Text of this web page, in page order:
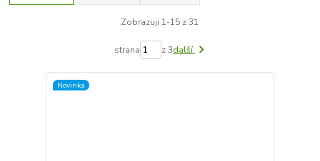
Zobrazuji 1-15 z 31
strana z 3další
Novinka